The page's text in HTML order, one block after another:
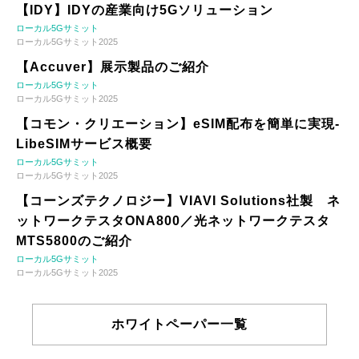
【IDY】IDYの産業向け5Gソリューション
ローカル5Gサミット
ローカル5Gサミット2025
【Accuver】展示製品のご紹介
ローカル5Gサミット
ローカル5Gサミット2025
【コモン・クリエーション】eSIM配布を簡単に実現-
LibeSIMサービス概要
ローカル5Gサミット
ローカル5Gサミット2025
【コーンズテクノロジー】VIAVI Solutions社製 ネ
ットワークテスタONA800／光ネットワークテスタ
MTS5800のご紹介
ローカル5Gサミット
ローカル5Gサミット2025
ホワイトペーパー一覧